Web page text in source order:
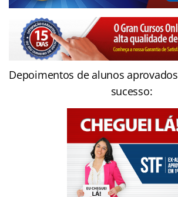
Depoimentos de alunos aprovados
sucesso: